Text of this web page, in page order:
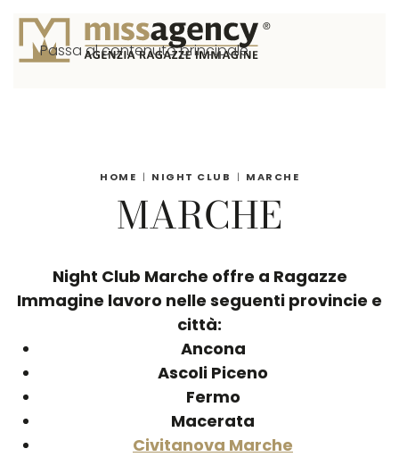
Passa al contenuto principale
HOME NIGHT CLUB MARCHE
MARCHE
Night Club Marche offre a Ragazze
Immagine lavoro nelle seguenti provincie e
città:
Ancona
Ascoli Piceno
Fermo
Macerata
Civitanova Marche